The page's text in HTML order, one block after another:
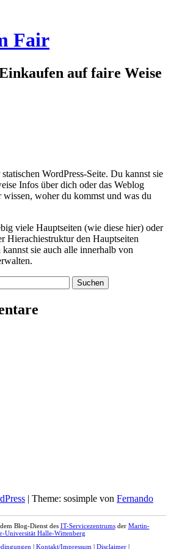
Fair
auf faire Weise
WordPress-Seite. Du kannst sie
Infos über dich oder das Weblog
wissen, woher du kommst und was du
viele Hauptseiten (wie diese hier) oder
Hierachiestruktur den Hauptseiten
sie auch alle innerhalb von
| Theme: sosimple von Fernando
Blog-Dienst des IT-Servicezentrumsder Martin-
Universität Halle-Wittenberg
| Kontakt/Impressum | Disclaimer |